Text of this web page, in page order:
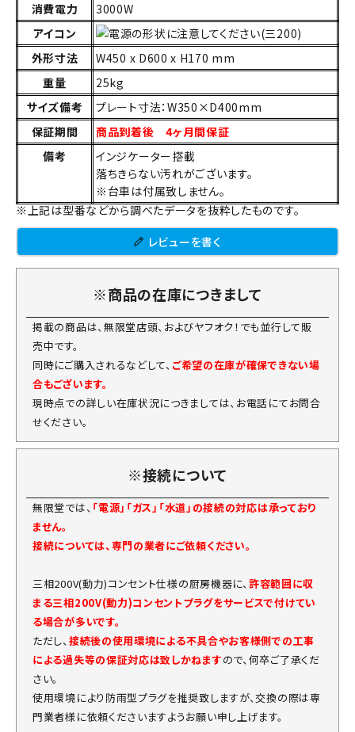
消費電力
3000W
アイコン
外形寸法
W450 x D600 x H170 mm
重量
25kg
サイズ備考
プレート寸法：W350×D400mm
保証期間
商品到着後 4ヶ月間保証
備考
インジケーター搭載
落ちきらない汚れがございます。
※台車は付属致しません。
※上記は型番などから調べたデータを抜粋したものです。
レビューを書く
※商品の在庫につきまして
掲載の商品は、無限堂店頭、およびヤフオク！でも並行して販
売中です。
同時にご購入されるなどして、 ご希望の在庫が確保できない場
合もございます。
現時点での詳しい在庫状況につきましては、お電話にてお問合
せください。
※接続について
無限堂では、 「電源」「ガス」「水道」の接続の対応は承っており
ません。
接続については、専門の業者にご依頼ください。
三相200V(動力)コンセント仕様の厨房機器に、許容範囲に収
まる三相200V(動力)コンセントプラグをサービスで付けてい
る場合が多いです。
ただし、接続後の使用環境による不具合やお客様側での工事
による過失等の保証対応は致しかねますので、何卒ご了承くだ
さい。
使用環境により防雨型プラグを推奨致しますが、交換の際は専
門業者様に依頼くださいますようお願い申し上げます。